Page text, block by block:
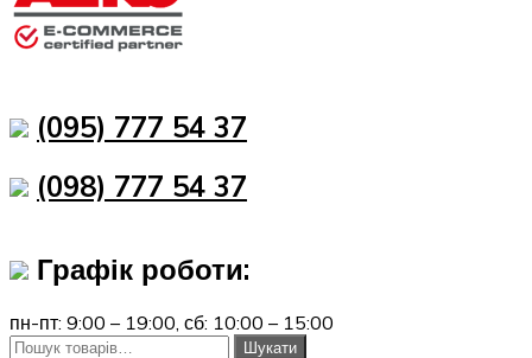
(095) 777 54 37
(098) 777 54 37
Графік роботи:
пн-пт: 9:00 – 19:00, сб: 10:00 – 15:00
Шукати:
Шукати